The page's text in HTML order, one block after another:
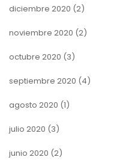
diciembre 2020 (2)
noviembre 2020 (2)
octubre 2020 (3)
septiembre 2020 (4)
agosto 2020 (1)
julio 2020 (3)
junio 2020 (2)